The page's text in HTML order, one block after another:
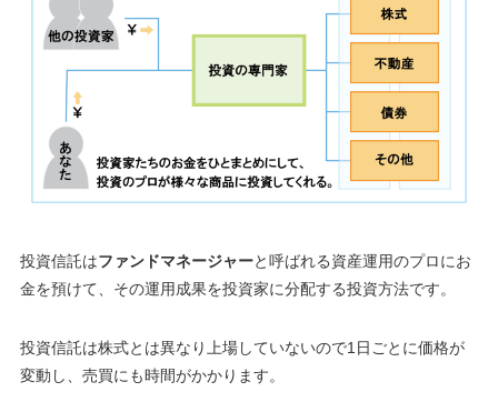
投資信託はファンドマネージャーと呼ばれる資産運用のプロにお
金を預けて、その運用成果を投資家に分配する投資方法です。
投資信託は株式とは異なり上場していないので1日ごとに価格が
変動し、売買にも時間がかかります。